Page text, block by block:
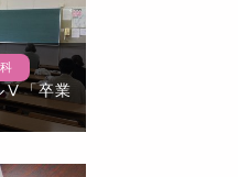
Ⅴ「卒業